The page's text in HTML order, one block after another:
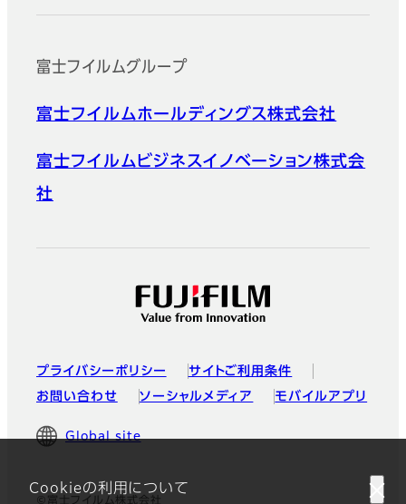
Cookieの利用について
富士フイルムグループ
富士フイルムホールディングス株式会社
富士フイルムビジネスイノベーション株式会
社
プライバシーポリシー
サイトご利用条件
お問い合わせ
ソーシャルメディア モバイルアプリ
Global site
©富士フイルム株式会社